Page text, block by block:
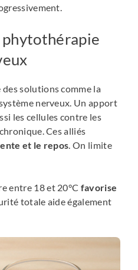
solutions comme la
nerveux. Un apport
les cellules contre les
Ces alliés
et le repos. On limite
entre 18 et 20°C favorise
totale aide également